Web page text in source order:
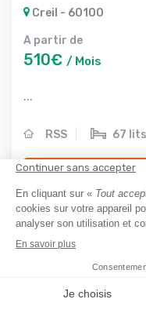
Creil - 60100
A partir de
510€ / Mois
...
RSS 67 lits
En